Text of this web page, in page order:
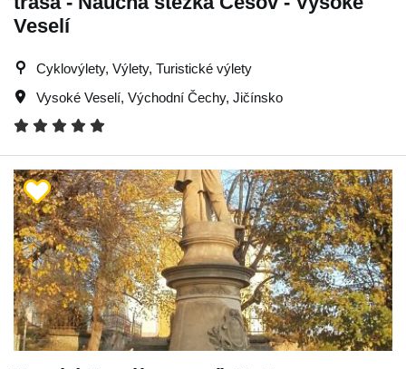
Veselí
Cyklovýlety, Výlety, Turistické výlety
Vysoké Veselí, Východní Čechy, Jičínsko